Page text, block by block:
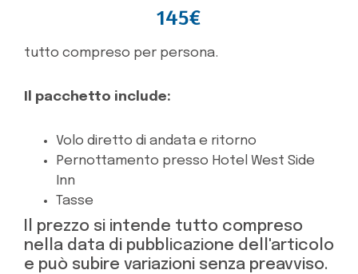
145€
tutto compreso per persona.
Il pacchetto include:
Volo diretto di andata e ritorno
Pernottamento presso Hotel West Side
Inn
Tasse
Il prezzo si intende tutto compreso
nella data di pubblicazione dell'articolo
e può subire variazioni senza preavviso.